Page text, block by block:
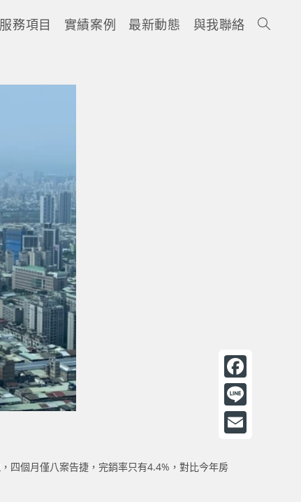
服務項目 實績案例 最新動態 與我聯絡
四個月僅八案告捷，完銷率只有4.4%，對比今年房
F
a
c
L
n
m